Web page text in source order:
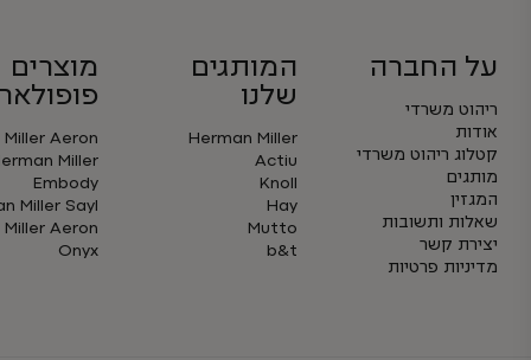
על החברה
ריהוט משרדי
אודות
קטלוג ריהוט משרדי
מותגים
המגזין
שאלות ותשובות
יצירת קשר
מדיניות פרטיות
המותגים
שלנו
Herman Miller
Actiu
Knoll
Hay
Mutto
b&t
מוצרים
Aeron
Miller
Embody
Miller Sayl
Aeron
Onyx